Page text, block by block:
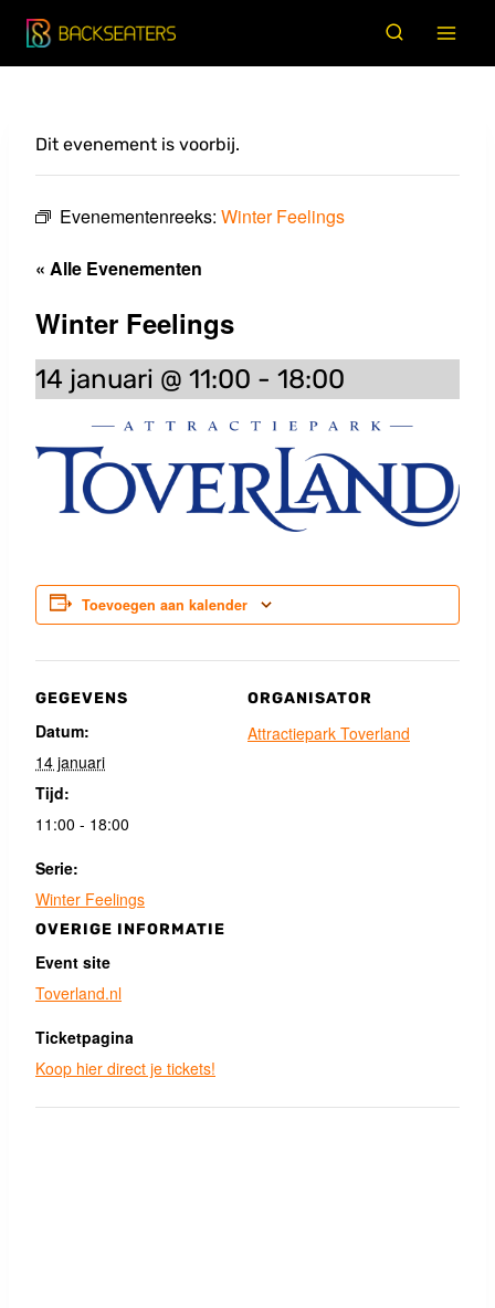
Doorgaan
naar
Dit evenement is voorbij.
Evenementenreeks: Winter Feelings
« Alle Evenementen
Winter Feelings
14 januari @ 11:00 - 18:00
Toevoegen aan kalender
GEGEVENS
Datum:
14 januari
Tijd:
11:00 - 18:00
Serie:
Winter Feelings
ORGANISATOR
Attractiepark Toverland
OVERIGE INFORMATIE
Event site
Toverland.nl
Ticketpagina
Koop hier direct je tickets!